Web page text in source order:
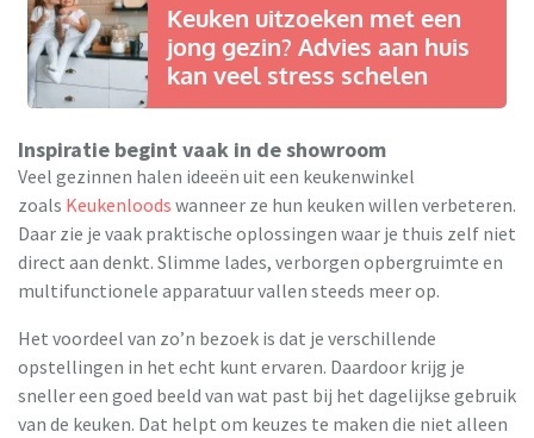
Keuken uitzoeken met een
jong gezin? Advies aan huis
kan veel stress schelen
Inspiratie begint vaak in de showroom
Veel gezinnen halen ideeën uit een keukenwinkel
zoals Keukenloods wanneer ze hun keuken willen verbeteren.
Daar zie je vaak praktische oplossingen waar je thuis zelf niet
direct aan denkt. Slimme lades, verborgen opbergruimte en
multifunctionele apparatuur vallen steeds meer op.
Het voordeel van zo’n bezoek is dat je verschillende
opstellingen in het echt kunt ervaren. Daardoor krijg je
sneller een goed beeld van wat past bij het dagelijkse gebruik
van de keuken. Dat helpt om keuzes te maken die niet alleen